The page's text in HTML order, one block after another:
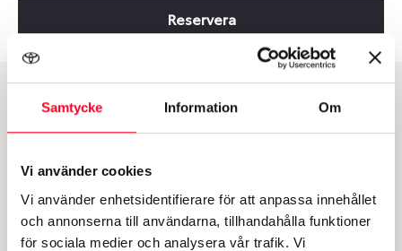
Samtycke Information Om
Vi använder cookies
Vi använder enhetsidentifierare för att anpassa innehållet
och annonserna till användarna, tillhandahålla funktioner
för sociala medier och analysera vår trafik. Vi
Reservera
Group
Fälg PV/C LM
Tum
17
35
Centre Diameter
114.3
Art nummer
6439